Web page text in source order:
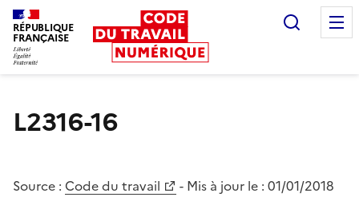
RÉPUBLIQUE
FRANÇAISE
L2316-16
Source : Code du travail - Mis à jour le : 01/01/2018